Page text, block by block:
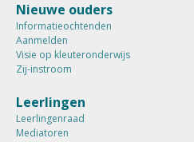
Nieuwe ouders
Informatieochtenden
Aanmelden
Visie op kleuteronderwijs
Zij-instroom
Leerlingen
Leerlingenraad
Mediatoren